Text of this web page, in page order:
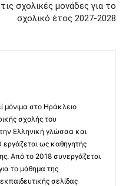
σχολικές μονάδες για το
σχολικό έτος 2027-2028
στο Ηράκλειο
σχολής του
Ελληνική γλώσσα και
ως καθηγητής
Από το 2018 συνεργάζεται
το μάθημα της
σελίδας